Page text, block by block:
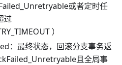
或者定时任
过
）
：最终状态，回滚分支事务返
且全局事